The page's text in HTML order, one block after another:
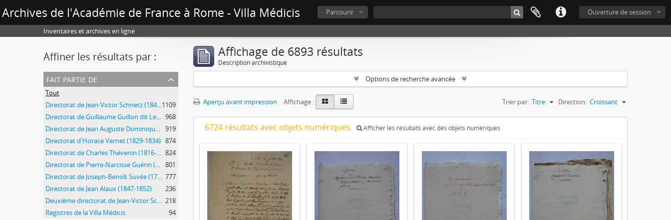
Archives de l'Académie de France à Rome - Villa Médicis Parcourir Ouverture de session
Inventaires et archives en ligne
Affiner les résultats par :
fait partie de
Tout
Directorat de Jean-Victor Schnetz (1841-1846)1109
Directorat de Guillaume Guillon dit Lethière (1807-1816) 968
Directorat de Jean Auguste Dominique Ingres (1835-1840)
919
Directorat d'Horace Vernet (1829-1834) 874
Directorat de Charles Thévenin (1816-1823) 824
Directorat de Pierre-Narcisse Guérin (1823-1828)
801
Directorat de Joseph-Benoît Suvée (1792-1807) 777
Directorat de Jean Alaux (1847-1852)
236
Deuxième directorat de Jean-Victor Schnetz (1853-1866) 218
Registres de la Villa Médicis
94
Affichage de 6893 résultats
Description archivistique
Options de recherche avancée
Aperçu avant impression Affichage : Trier par: Titre Direction: Croissant
6724 résultats avec objets numériques Afficher les résultats avec des objets numériques